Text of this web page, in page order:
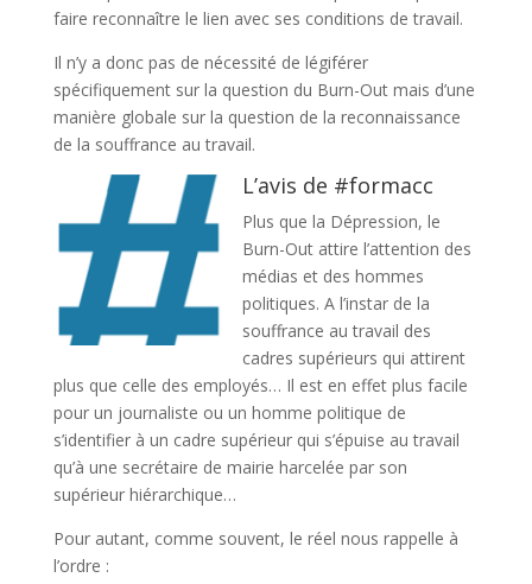
faire reconnaître le lien avec ses conditions de travail.
Il n’y a donc pas de nécessité de légiférer
spécifiquement sur la question du Burn-Out mais d’une
manière globale sur la question de la reconnaissance
de la souffrance au travail.
L’avis de #formacc
Plus que la Dépression, le
Burn-Out attire l’attention des
médias et des hommes
politiques. A l’instar de la
souffrance au travail des
cadres supérieurs qui attirent
plus que celle des employés… Il est en effet plus facile
pour un journaliste ou un homme politique de
s’identifier à un cadre supérieur qui s’épuise au travail
qu’à une secrétaire de mairie harcelée par son
supérieur hiérarchique…
Pour autant, comme souvent, le réel nous rappelle à
l’ordre :